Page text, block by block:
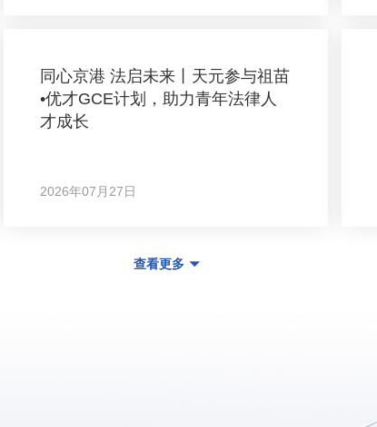
同心京港 法启未来丨天元参与祖苗
•优才GCE计划，助力青年法律人
才成长
2026年07月27日
查看更多